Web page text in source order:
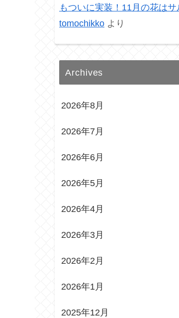
もついに実装！11月の花はサ
tomochikko より
Archives
2026年8月
2026年7月
2026年6月
2026年5月
2026年4月
2026年3月
2026年2月
2026年1月
2025年12月